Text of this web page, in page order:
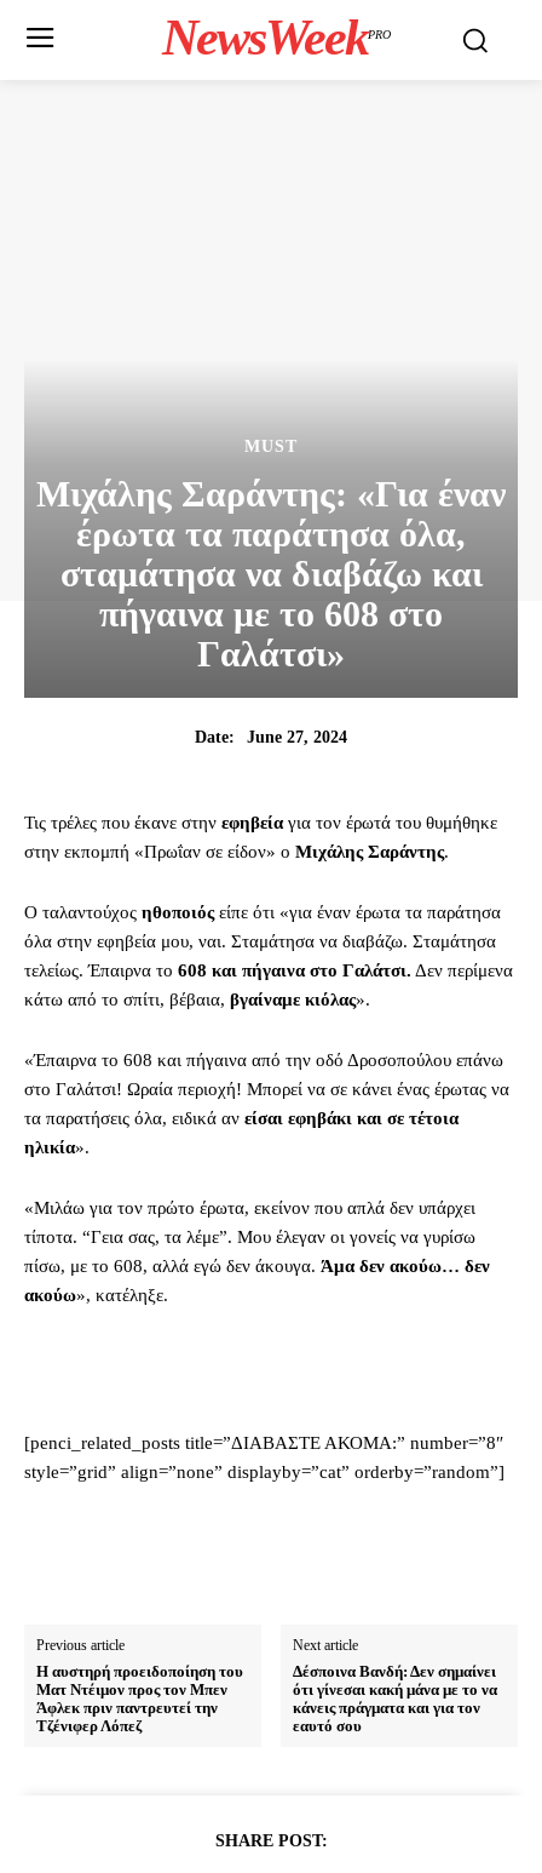
NewsWeekPRO
MUST
Μιχάλης Σαράντης: «Για έναν
έρωτα τα παράτησα όλα,
σταμάτησα να διαβάζω και
πήγαινα με το 608 στο
Γαλάτσι»
Date: June 27, 2024
Τις τρέλες που έκανε στην εφηβείαγια τον έρωτά του θυμήθηκε
στην εκπομπή «Πρωΐαν σε είδον» ο Μιχάλης Σαράντης.
Ο ταλαντούχος ηθοποιόςείπε ότι «για έναν έρωτα τα παράτησα
όλα στην εφηβεία μου, ναι. Σταμάτησα να διαβάζω. Σταμάτησα
τελείως. Έπαιρνα το 608 και πήγαινα στο Γαλάτσι. Δεν περίμενα
κάτω από το σπίτι, βέβαια, βγαίναμε κιόλας».
«Έπαιρνα το 608 και πήγαινα από την οδό Δροσοπούλου επάνω
στο Γαλάτσι! Ωραία περιοχή! Μπορεί να σε κάνει ένας έρωτας να
τα παρατήσεις όλα, ειδικά αν είσαι εφηβάκι και σε τέτοια
ηλικία».
«Μιλάω για τον πρώτο έρωτα, εκείνον που απλά δεν υπάρχει
τίποτα. “Γεια σας, τα λέμε”. Μου έλεγαν οι γονείς να γυρίσω
πίσω, με το 608, αλλά εγώ δεν άκουγα. Άμα δεν ακούω… δεν
ακούω», κατέληξε.
[penci_related_posts title=”ΔΙΑΒΑΣΤΕ ΑΚΟΜΑ:” number=”8″
style=”grid” align=”none” displayby=”cat” orderby=”random”]
Previous article
Η αυστηρή προειδοποίηση του
Ματ Ντέιμον προς τον Μπεν
Άφλεκ πριν παντρευτεί την
Τζένιφερ Λόπεζ
Next article
Δέσποινα Βανδή: Δεν σημαίνει
ότι γίνεσαι κακή μάνα με το να
κάνεις πράγματα και για τον
εαυτό σου
SHARE POST: